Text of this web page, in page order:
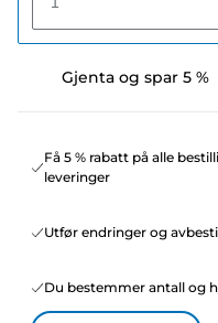
Gjenta og spar 5 %
Få 5 % rabatt på alle
leveringer
Utfør endringer og
Du bestemmer antall og